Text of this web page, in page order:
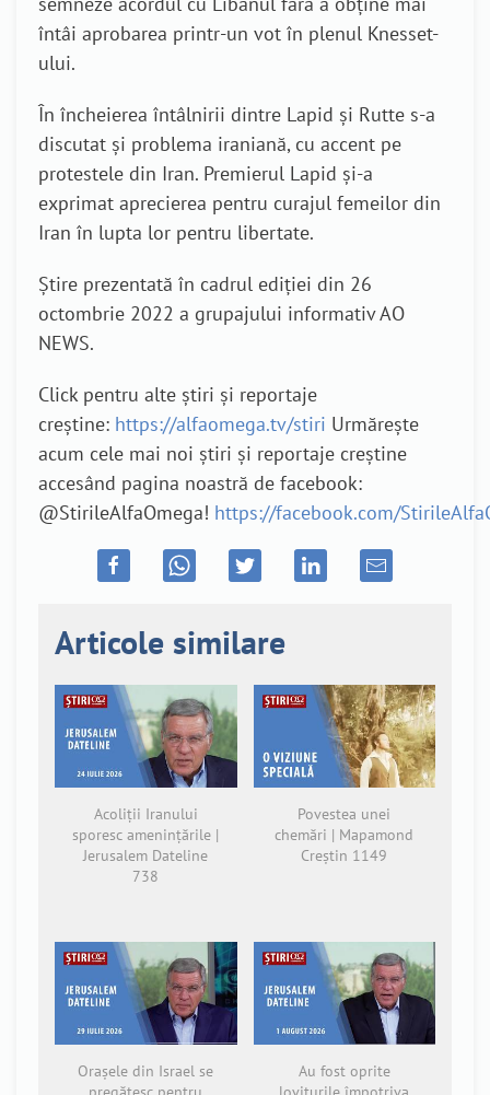
întâi aprobarea printr-un vot în plenul Knesset-
ului.
În încheierea întâlnirii dintre Lapid și Rutte s-a
discutat și problema iraniană, cu accent pe
protestele din Iran. Premierul Lapid și-a
exprimat aprecierea pentru curajul femeilor din
Iran în lupta lor pentru libertate.
Știre prezentată în cadrul ediției din 26
octombrie 2022 a grupajului informativ AO
NEWS.
Click pentru alte știri și reportaje
creștine: https://alfaomega.tv/stiri Urmărește
acum cele mai noi știri și reportaje creștine
accesând pagina noastră de facebook:
@StirileAlfaOmega! https://facebook.com/
Articole similare
Acoliții Iranului
sporesc amenințările |
Jerusalem Dateline
738
Povestea unei
chemări | Mapamond
Creștin 1149
Orașele din Israel se
Au fost oprite